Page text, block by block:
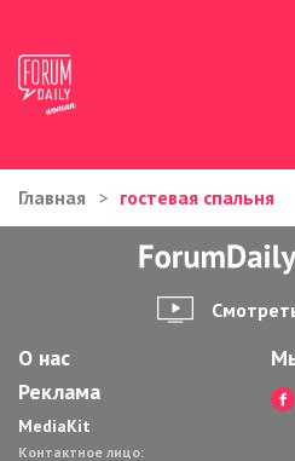
ИММИГРАЦИЯ В США
АВТОРСКИЕ КОЛОНКИ
ЗДОРОВЬЕ И КРАСОТА
Главная гостевая спальня
О нас
Реклама
MediaKit
Контактное лицо: